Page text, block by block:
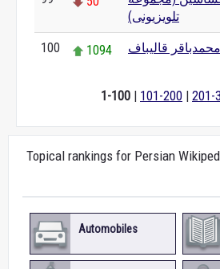
تلویزیونی)
100 1094 محمدباقر قالیباف
1-100 | 101-200 | 201-
Topical rankings for Persian
Automobiles